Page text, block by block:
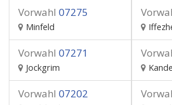
Vorwahl 07275
Minfeld
Vorwahl 07271
Jockgrim
Vorwahl 07202